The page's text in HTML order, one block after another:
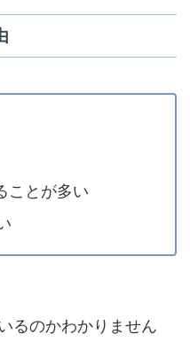
ことが多い
るのかわかりません